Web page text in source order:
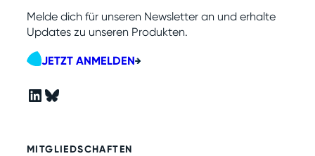
Melde dich für unseren Newsletter an und erhalte
Updates zu unseren Produkten.
JETZT ANMELDEN
LinkedIn Bluesky
MITGLIEDSCHAFTEN